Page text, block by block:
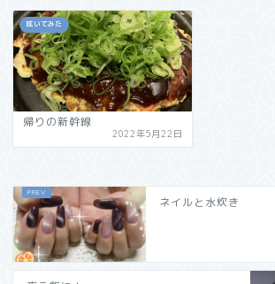
呟いてみた
帰りの新幹線
2022年5月22日
ネイルと水炊き